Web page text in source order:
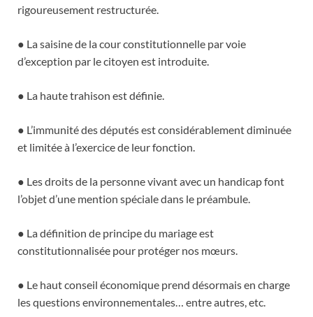
rigoureusement restructurée.
● La saisine de la cour constitutionnelle par voie
d’exception par le citoyen est introduite.
● La haute trahison est définie.
● L’immunité des députés est considérablement diminuée
et limitée à l’exercice de leur fonction.
● Les droits de la personne vivant avec un handicap font
l’objet d’une mention spéciale dans le préambule.
● La définition de principe du mariage est
constitutionnalisée pour protéger nos mœurs.
● Le haut conseil économique prend désormais en charge
les questions environnementales… entre autres, etc.